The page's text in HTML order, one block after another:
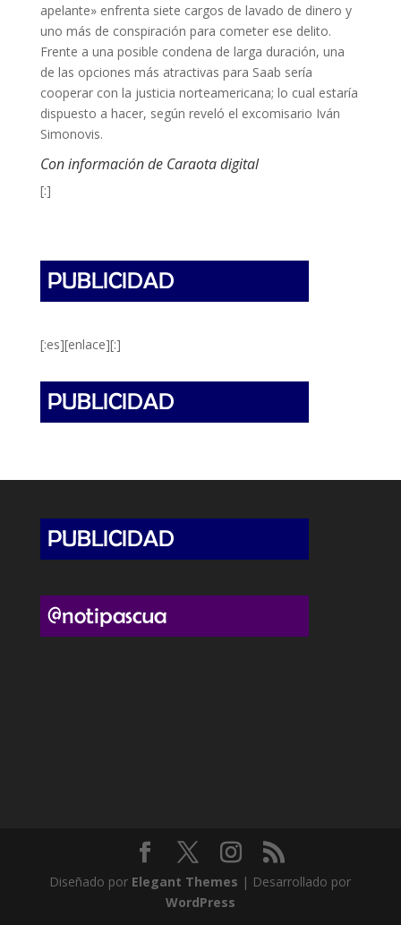
apelante» enfrenta siete cargos de lavado de dinero y
uno más de conspiración para cometer ese delito.
Frente a una posible condena de larga duración, una
de las opciones más atractivas para Saab sería
cooperar con la justicia norteamericana; lo cual estaría
dispuesto a hacer, según reveló el excomisario Iván
Simonovis.
Con información de Caraota digital
[:]
[:es][enlace][:]
Diseñado por Elegant Themes | Desarrollado por
WordPress